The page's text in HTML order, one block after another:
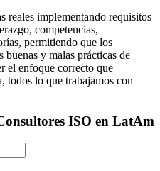
reales implementando requisitos
competencias,
permitiendo que los
y malas prácticas de
el enfoque correcto que
todos lo que trabajamos con
ISO en LatAm